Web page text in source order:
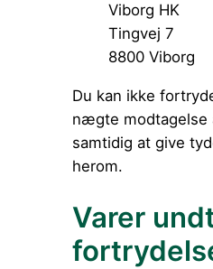
Viborg HK
Tingvej 7
8800 Viborg
Du kan ikke
nægte modtagelse
samtidig at give
herom.
Varer